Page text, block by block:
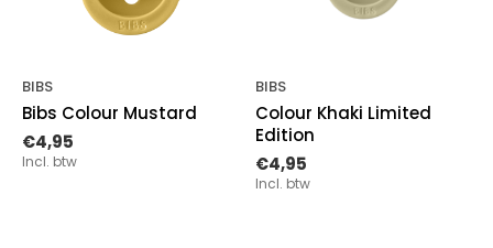
BIBS
Bibs Colour Mustard
€4,95
Incl. btw
BIBS
Colour Khaki Limited
Edition
€4,95
Incl. btw